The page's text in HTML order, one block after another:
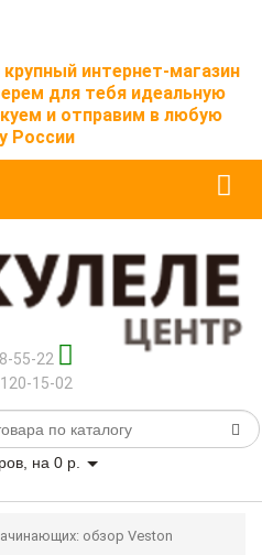
интернет-магазин
для тебя идеальную
и отправим в любую
России
55-22
15-02
на 0 р.
обзор Veston